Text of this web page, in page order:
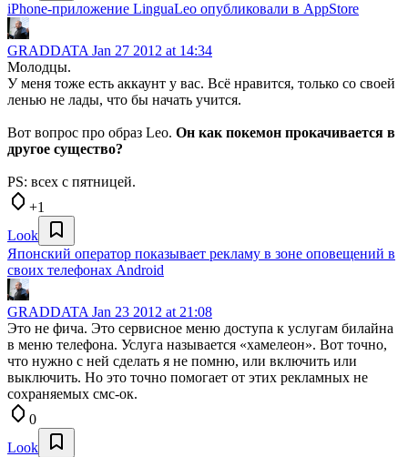
iPhone-приложение LinguaLeo опубликовали в AppStore
GRADDATA Jan 27 2012 at 14:34
Молодцы.
У меня тоже есть аккаунт у вас. Всё нравится, только со своей
ленью не лады, что бы начать учится.
Вот вопрос про образ Leo. Он как покемон прокачивается в
другое существо?
PS: всех с пятницей.
+1
Look
Японский оператор показывает рекламу в зоне оповещений в
своих телефонах Android
GRADDATA Jan 23 2012 at 21:08
Это не фича. Это сервисное меню доступа к услугам билайна
в меню телефона. Услуга называется «хамелеон». Вот точно,
что нужно с ней сделать я не помню, или включить или
выключить. Но это точно помогает от этих рекламных не
сохраняемых смс-ок.
0
Look